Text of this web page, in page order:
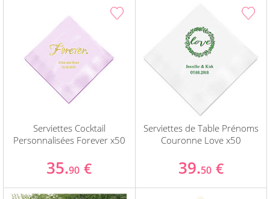
Serviettes Cocktail
Personnalisées Forever x50
35.90 €
Serviettes de Table Prénoms
Couronne Love x50
39.50 €